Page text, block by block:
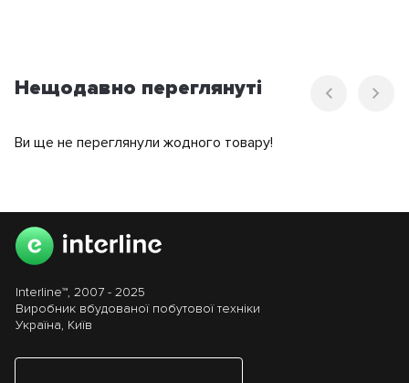
Нещодавно переглянуті
Ви ще не переглянули жодного товару!
Interline™, 2007 - 2025
Виробник вбудованої побутової техніки
Україна, Київ